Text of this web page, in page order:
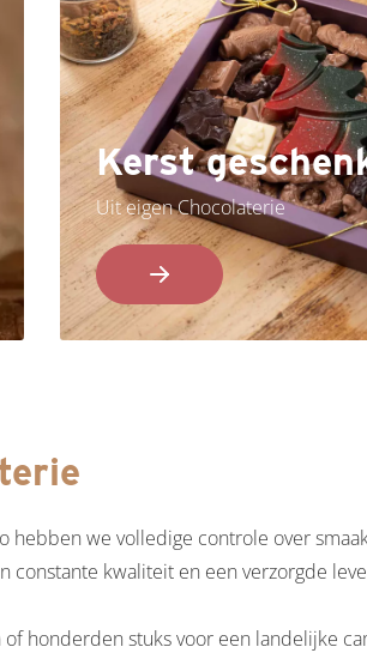
Kerst
Uit eigen Chocolaterie
we volledige controle over
constante kwaliteit en een verzorgde
honderden stuks voor een landelijke